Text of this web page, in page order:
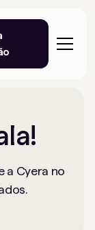
a Cyera no